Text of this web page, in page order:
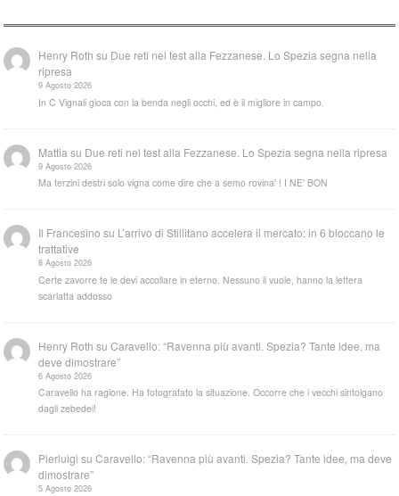
Henry Roth su Due reti nel test alla Fezzanese. Lo Spezia segna nella
ripresa
9 Agosto 2026
In C Vignali gioca con la benda negli occhi, ed è il migliore in campo.
Mattia su Due reti nel test alla Fezzanese. Lo Spezia segna nella ripresa
9 Agosto 2026
Ma terzini destri solo vigna come dire che a semo rovina' ! I NE' BON
Il Francesino su L’arrivo di Stillitano accelera il mercato: in 6 bloccano le
trattative
8 Agosto 2026
Certe zavorre te le devi accollare in eterno. Nessuno li vuole, hanno la lettera
scarlatta addosso
Henry Roth suCaravello: “Ravenna più avanti. Spezia? Tante idee, ma
deve dimostrare”
6 Agosto 2026
Caravello ha ragione. Ha fotografato la situazione. Occorre che i vecchi sintolgano
dagli zebedei!
Pierluigi suCaravello: “Ravenna più avanti. Spezia? Tante idee, ma deve
dimostrare”
5 Agosto 2026